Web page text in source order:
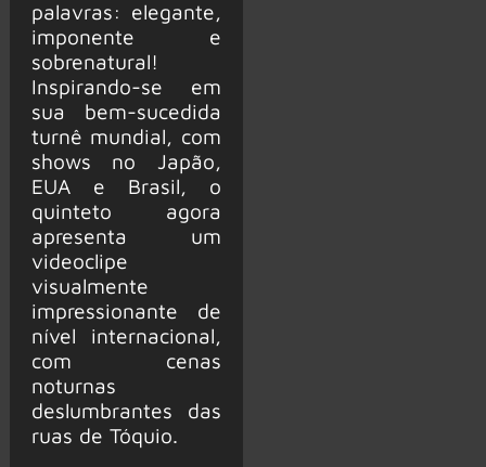
palavras: elegante,
imponente e
sobrenatural!
Inspirando-se em
sua bem-sucedida
turnê mundial, com
shows no Japão,
EUA e Brasil, o
quinteto agora
apresenta um
videoclipe
visualmente
impressionante de
nível internacional,
com cenas
noturnas
deslumbrantes das
ruas de Tóquio.